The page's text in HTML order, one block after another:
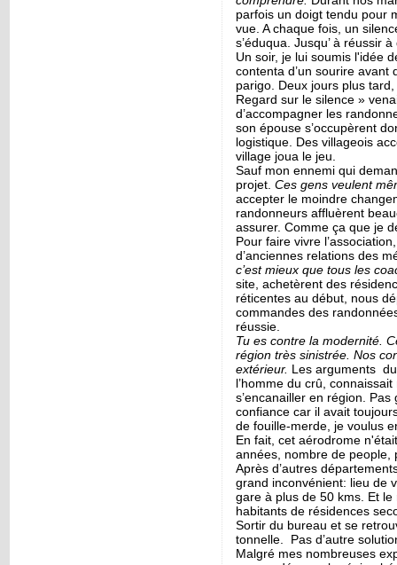
parfois un doigt tendu pour
vue. A chaque fois, un
s’éduqua. Jusqu’ à réussir
Un soir, je lui soumis l'idée
contenta d’un sourire
parigo. Deux jours plus
Regard sur le silence »
d’accompagner les
son épouse s’occupèrent
logistique. Des villageois
village joua le jeu.
Sauf mon ennemi qui
projet. Ces gens veulent
accepter le moindre
randonneurs affluèrent
assurer. Comme ça que je
Pour faire vivre
d’anciennes relations des
c’est mieux que tous les
site, achetèrent des
réticentes au début, nous
commandes des
réussie.
Tu es contre la modernité.
région très sinistrée. Nos
extérieur. Les arguments
l’homme du crû,
s’encanailler en région.
confiance car il avait
de fouille-merde, je voulus
En fait, cet aérodrome
années, nombre de people,
Après d’autres
grand inconvénient: lieu de
gare à plus de 50 kms. Et le
habitants de résidences
Sortir du bureau et se
tonnelle. Pas d’autre
Malgré mes nombreuses